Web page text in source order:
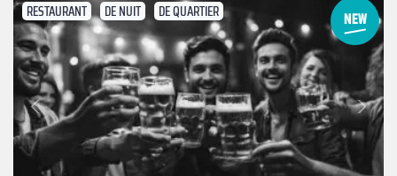
RESTAURANT DE NUIT DE QUARTIER
Précédent
Suivant